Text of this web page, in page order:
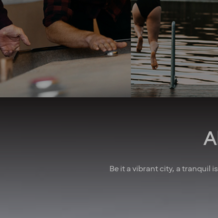
team spirit and family-
feeling foster a culture of
collaboration. And when
there’s something to
celebrate, we make sure to
have some fun! In larger
cities, we also regularly host
after-work events to allow
colleagues to mingle. How
extraordinary experiences
good job security
collective
insurances, as
parental leave,
wellness
attractive pension
competitive
there for
Be it a vibrant city, a tranquil